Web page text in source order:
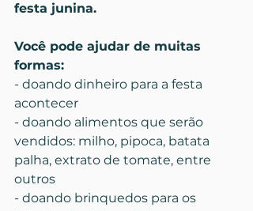
festa junina.
Você pode ajudar de muitas
formas:
- doando dinheiro para a festa
acontecer
- doando alimentos que serão
vendidos: milho, pipoca, batata
palha, extrato de tomate, entre
outros
- doando brinquedos para os